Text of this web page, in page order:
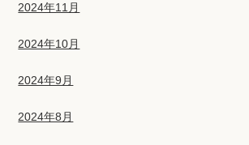
2024年11月
2024年10月
2024年9月
2024年8月